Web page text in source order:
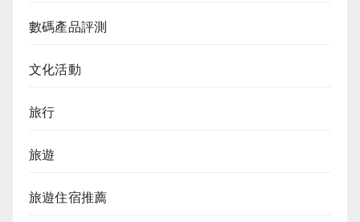
數碼產品評測
文化活動
旅行
旅遊
旅遊住宿推薦